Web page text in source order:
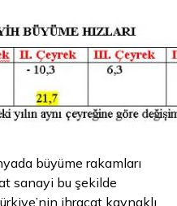
büyüme rakamları
sanayi bu şekilde
ihracat kaynaklı